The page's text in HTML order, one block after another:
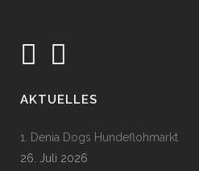
AKTUELLES
1. Denia Dogs Hundeflohmarkt
26. Juli 2026